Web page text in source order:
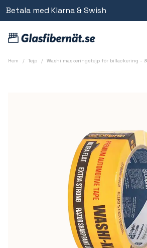
Betala med Klarna & Swish
Beställ innan kl 14 så skickar vi
Hem Tejp Washi maskeringstejp för billackering -